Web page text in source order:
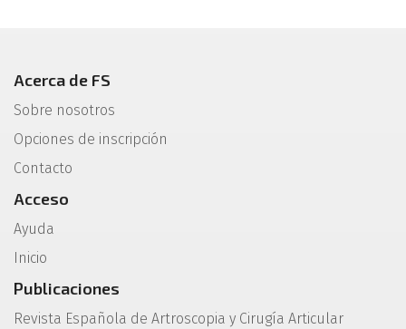
Acerca de FS
Sobre nosotros
Opciones de inscripción
Contacto
Acceso
Ayuda
Inicio
Publicaciones
Revista Española de Artroscopia y Cirugía Articular